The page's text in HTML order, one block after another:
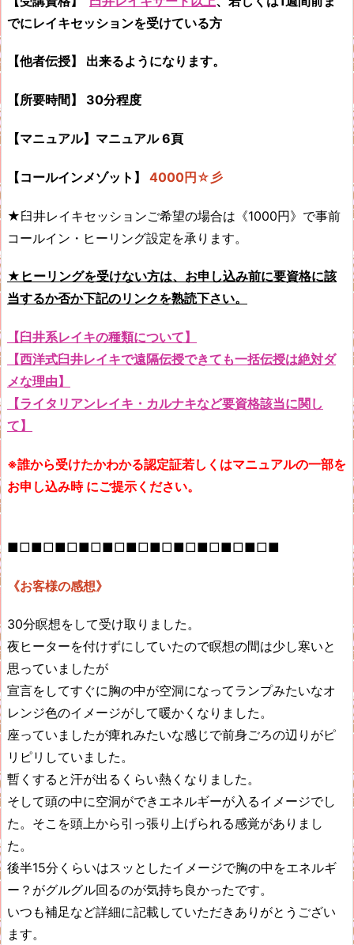
でにレイキセッションを受けている方
【他者伝授】 出来るようになります。
【所要時間】 30分程度
【マニュアル】マニュアル 6頁
【コールインメゾット】 4000円☆彡
★臼井レイキセッションご希望の場合は《1000円》で事前
コールイン・ヒーリング設定を承ります。
★ヒーリングを受けない方は、お申し込み前に要資格に該
当するか否か下記のリンクを熟読下さい。
【臼井系レイキの種類について】
【西洋式臼井レイキで遠隔伝授できても一括伝授は絶対ダ
メな理由】
【ライタリアンレイキ・カルナキなど要資格該当に関し
て】
※誰から受けたかわかる認定証若しくはマニュアルの一部を
お申し込み時 にご提示ください。
■□■□■□■□■□■□■□■□■□■□■□■
《お客様の感想》
30分瞑想をして受け取りました。
夜ヒーターを付けずにしていたので瞑想の間は少し寒いと
思っていましたが
宣言をしてすぐに胸の中が空洞になってランプみたいなオ
レンジ色のイメージがして暖かくなりました。
座っていましたが痺れみたいな感じで前身ごろの辺りがピ
リピリしていました。
暫くすると汗が出るくらい熱くなりました。
そして頭の中に空洞ができエネルギーが入るイメージでし
た。そこを頭上から引っ張り上げられる感覚がありまし
た。
後半15分くらいはスッとしたイメージで胸の中をエネルギ
ー？がグルグル回るのが気持ち良かったです。
いつも補足など詳細に記載していただきありがとうござい
ます。